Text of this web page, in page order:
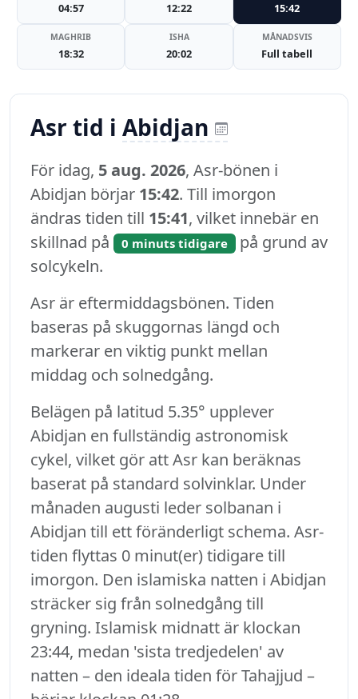
04:57 12:22 15:42
MAGHRIB
18:32
ISHA
20:02
MÅNADSVIS
Full tabell
Asr tid i Abidjan
För idag, 5 aug. 2026, Asr-bönen i
Abidjan börjar 15:42. Till imorgon
ändras tiden till 15:41, vilket innebär en
skillnad på
0 minuts tidigare på grund av
solcykeln.
Asr är eftermiddagsbönen. Tiden
baseras på skuggornas längd och
markerar en viktig punkt mellan
middag och solnedgång.
Belägen på latitud 5.35° upplever
Abidjan en fullständig astronomisk
cykel, vilket gör att Asr kan beräknas
baserat på standard solvinklar. Under
månaden augusti leder solbanan i
Abidjan till ett föränderligt schema. Asr-
tiden flyttas 0 minut(er) tidigare till
imorgon. Den islamiska natten i Abidjan
sträcker sig från solnedgång till
gryning. Islamisk midnatt är klockan
23:44, medan 'sista tredjedelen' av
natten – den ideala tiden för Tahajjud –